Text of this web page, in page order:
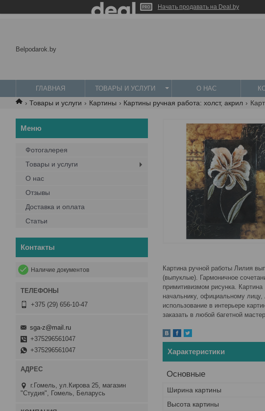
Начать продавать на Deal.by
Belpodarok.by
ГЛАВНАЯ ТОВАРЫ И УСЛУГИ О НАС
Товары и услуги Картины Картины ручная работа: холст, акрил
Картина ручной работы Лилия
(выпуклые). Гармоничное
примитивизмом рисунка.
начальнику, официальному
использование в интерьере
заказать в любой багетной
Характеристики
Основные
Ширина картины
Высота картины
Фотогалерея
Товары и услуги
О нас
Отзывы
Доставка и оплата
Статьи
Контакты
Наличие документов
+375 (29) 656-10-47
sga-z@mail.ru
+375296561047
+375296561047
г.Гомель, ул.Кирова 25, магазин
"Студия", Гомель, Беларусь